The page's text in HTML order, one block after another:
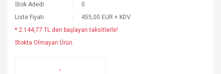
Stok Adedi
0
Liste Fiyatı
455,00 EUR + KDV
* 2.144,77 TL den başlayan taksitlerle!
Stokta Olmayan Ürün